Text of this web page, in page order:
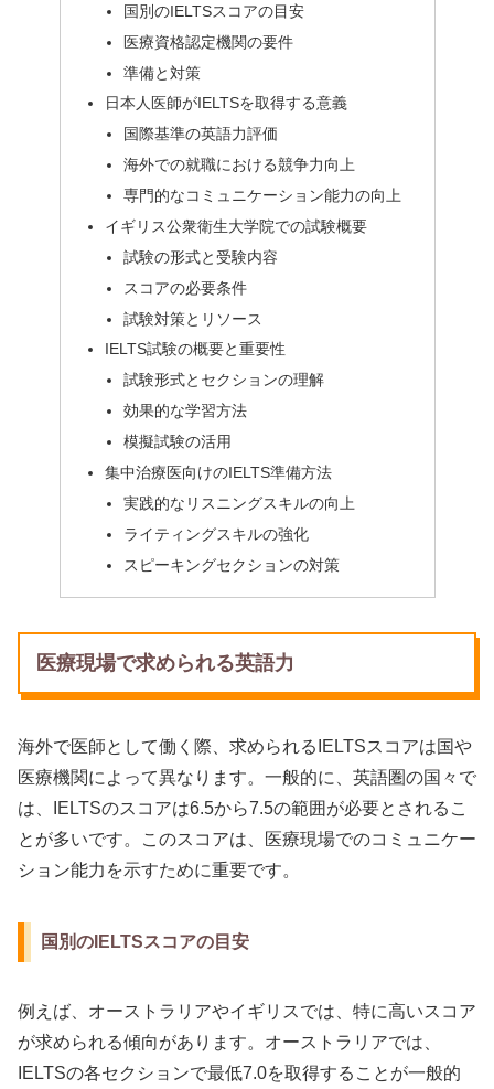
国別のIELTSスコアの目安
医療資格認定機関の要件
準備と対策
日本人医師がIELTSを取得する意義
国際基準の英語力評価
海外での就職における競争力向上
専門的なコミュニケーション能力の向上
イギリス公衆衛生大学院での試験概要
試験の形式と受験内容
スコアの必要条件
試験対策とリソース
IELTS試験の概要と重要性
試験形式とセクションの理解
効果的な学習方法
模擬試験の活用
集中治療医向けのIELTS準備方法
実践的なリスニングスキルの向上
ライティングスキルの強化
スピーキングセクションの対策
医療現場で求められる英語力
海外で医師として働く際、求められるIELTSスコアは国や
医療機関によって異なります。一般的に、英語圏の国々で
は、IELTSのスコアは6.5から7.5の範囲が必要とされるこ
とが多いです。このスコアは、医療現場でのコミュニケー
ション能力を示すために重要です。
国別のIELTSスコアの目安
例えば、オーストラリアやイギリスでは、特に高いスコア
が求められる傾向があります。オーストラリアでは、
IELTSの各セクションで最低7.0を取得することが一般的